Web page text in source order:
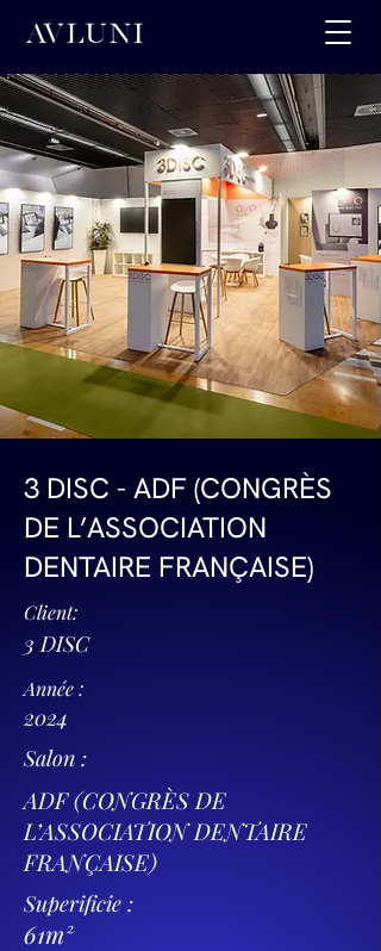
3 DISC - ADF (CONGRÈS
DE L’ASSOCIATION
DENTAIRE FRANÇAISE)
Client:
3 DISC
Année :
2024
Salon :
ADF (CONGRÈS DE
L’ASSOCIATION DENTAIRE
FRANÇAISE)
Superificie :
61m²